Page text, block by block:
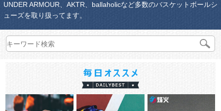
UNDER ARMOUR、AKTR、ballaholicなど多数のバスケットボールシ
ューズを取り扱ってます。